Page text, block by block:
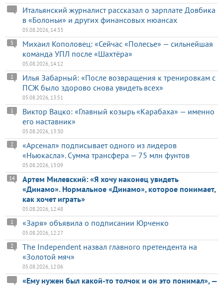
Итальянский журналист рассказал о зарплате Довбика
в «Болоньи» и других финансовых нюансах
05.08.2026, 14:33
Михаил Кополовец: «Сейчас «Полесье» — сильнейшая
команда УПЛ после «Шахтёра»
5
05.08.2026, 14:12
Илья Забарный: «После возвращения к тренировкам с
ПСЖ было здорово снова увидеть всех»
1
05.08.2026, 13:51
Виктор Вацко: «Главный козырь «Карабаха» — именно
его наставник»
1
05.08.2026, 13:30
«Арсенал» подписывает одного из лидеров
«Ньюкасла». Сумма трансфера — 75 млн фунтов
2
05.08.2026, 13:09
Артем Милевский: «Я хочу наконец увидеть
«Динамо». Нормальное «Динамо», которое понимает,
как хочет играть»
14
05.08.2026, 12:48
«Заря» объявила о подписании Юрченко
1
05.08.2026, 12:27
The Independent назвал главного претендента на
«Золотой мяч»
2
05.08.2026, 12:06
«Ему нужен был какой-то толчок и он это понимал», —